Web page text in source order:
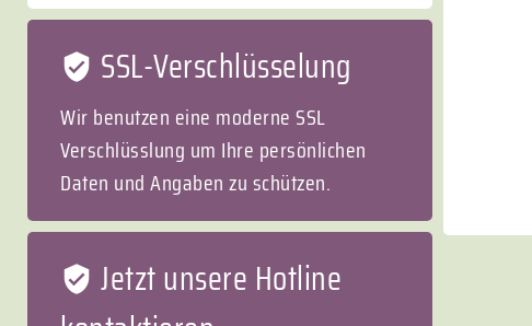
SSL-Verschlüsselung
Wir benutzen eine moderne SSL
Verschlüsslung um Ihre persönlichen
Daten und Angaben zu schützen.
Jetzt unsere Hotline